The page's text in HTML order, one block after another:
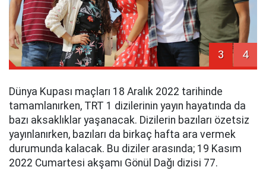
3 4
Dünya Kupası maçları 18 Aralık 2022 tarihinde
tamamlanırken, TRT 1 dizilerinin yayın hayatında da
bazı aksaklıklar yaşanacak. Dizilerin bazıları özetsiz
yayınlanırken, bazıları da birkaç hafta ara vermek
durumunda kalacak. Bu diziler arasında; 19 Kasım
2022 Cumartesi akşamı Gönül Dağı dizisi 77.